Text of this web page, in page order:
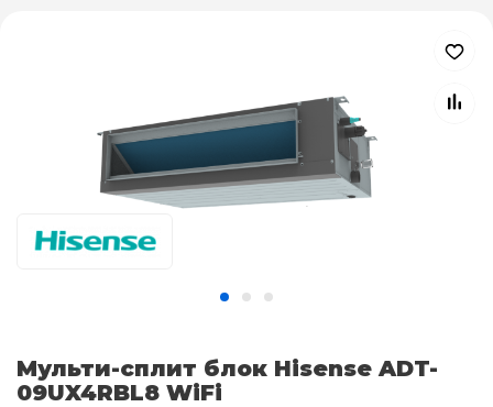
Мульти-сплит блок Hisense ADT-
09UX4RBL8 WiFi